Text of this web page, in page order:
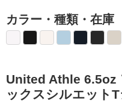
カラー・種類・在庫
United Athle 6.5oz
ックスシルエット